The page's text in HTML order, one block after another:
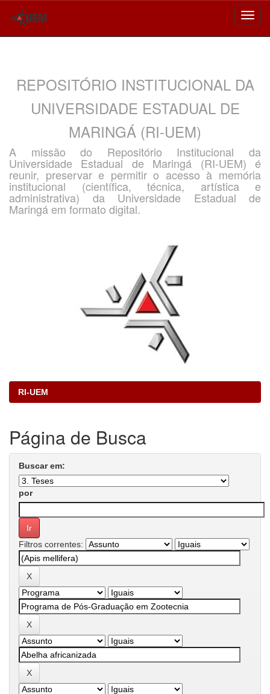
REPOSITÓRIO INSTITUCIONAL DA
UNIVERSIDADE ESTADUAL DE
MARINGÁ (RI-UEM)
A missão do Repositório Institucional da
Universidade Estadual de Maringá (RI-UEM) é
reunir, preservar e permitir o acesso à memória
institucional (científica, técnica, artística e
administrativa) da Universidade Estadual de
Maringá em formato digital.
RI-UEM
Página de Busca
Buscar em:
por
Filtros correntes: